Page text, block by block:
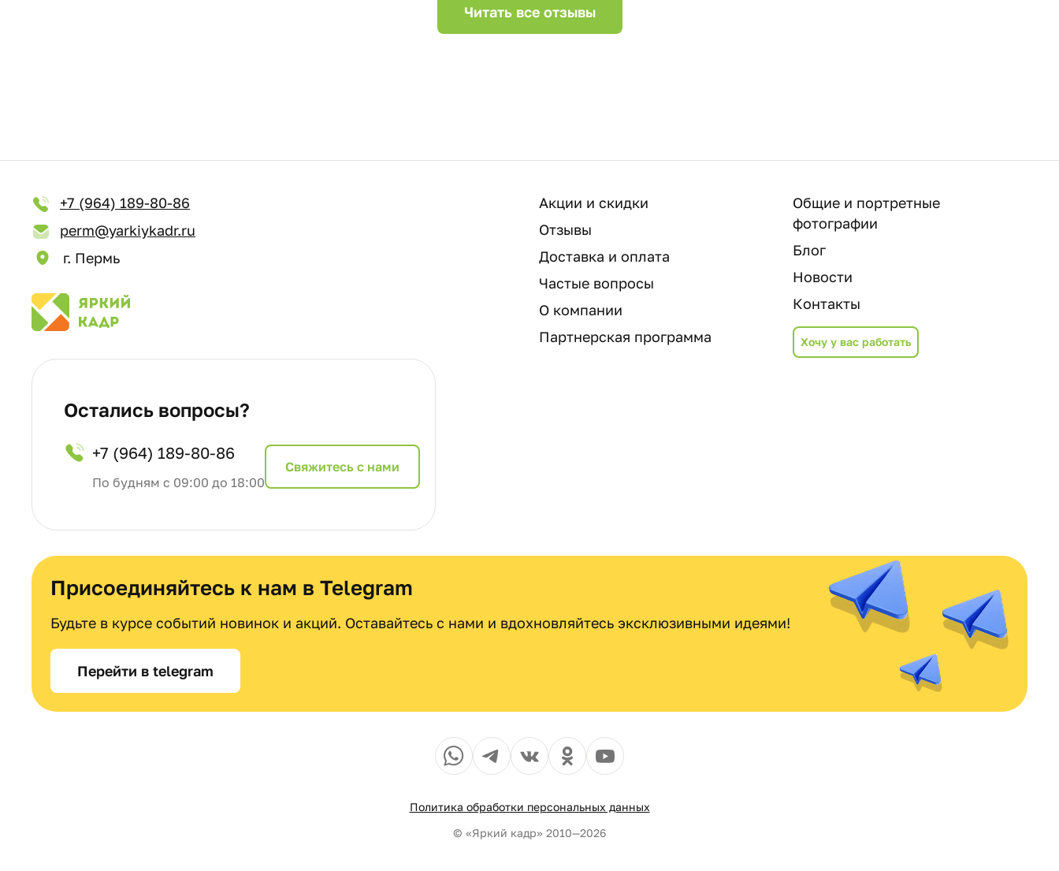
Читать все отзывы
+7 (964) 189-80-86
perm@yarkiykadr.ru
г. Пермь
Акции и скидки
Отзывы
Доставка и оплата
Частые вопросы
О компании
Партнерская программа
Общие и портретные
фотографии
Блог
Новости
Контакты
Хочу у вас работать
Остались вопросы?
+7 (964) 189-80-86
По будням с 09:00 до 18:00
Cвяжитесь с нами
Присоединяйтесь к нам в Telegram
Будьте в курсе событий новинок и акций. Оставайтесь с нами и вдохновляйтесь эксклюзивными идеями!
Перейти в telegram
Политика обработки персональных данных
© «Яркий кадр» 2010—2026